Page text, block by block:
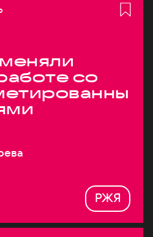
со
РЖЯ